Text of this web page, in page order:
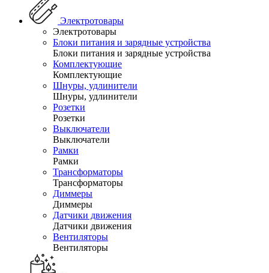
Электротовары
Электротовары
Блоки питания и зарядные устройства
Блоки питания и зарядные устройства
Комплектующие
Комплектующие
Шнуры, удлинители
Шнуры, удлинители
Розетки
Розетки
Выключатели
Выключатели
Рамки
Рамки
Трансформаторы
Трансформаторы
Диммеры
Диммеры
Датчики движения
Датчики движения
Вентиляторы
Вентиляторы